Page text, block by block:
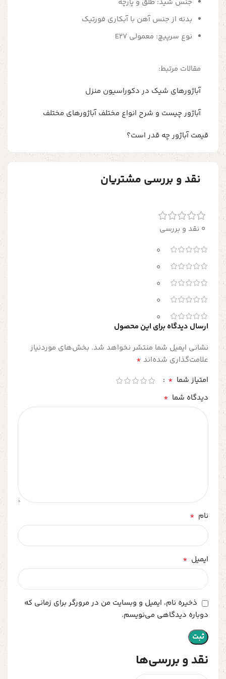
بدنه از جنس آهن با آبکاری فورتیک
نوع سرپیچ: معمولی E27
مقالات مرتبط:
آباژورهای شیک در دکوراسیون منزل
آباژور چیست و شرح انواع مختلف آباژورهای مختلف
قیمت آباژور چه قدر است؟
نقد و بررسی مشتریان
0 نقد و بررسی
0
0
0
0
0
نقد و بررسی‌ها
ارسال دیدگاه برای این محصول
نشانی ایمیل شما منتشر نخواهد شد. بخش‌های موردنیاز
علامت‌گذاری شده‌اند *
امتیاز شما *
دیدگاه شما *
نام *
ایمیل *
ذخیره نام، ایمیل و وبسایت من در مرورگر برای زمانی که
دوباره دیدگاهی می‌نویسم.